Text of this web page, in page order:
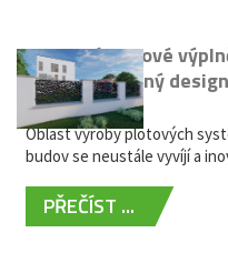
Moderní plotové
kovů: výjimečný
žádná údržba
Oblast výroby plotových
budov se neustále vyvíjí a
PŘEČÍST ...